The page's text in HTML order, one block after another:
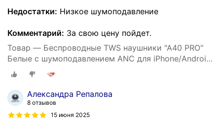
Недостатки: Низкое шумоподавление
Комментарий: За свою цену пойдет.
Товар — Беспроводные TWS наушники "A40 PRO"
Белые с шумоподавлением ANC для iPhone/Android
сенсорные
Александра Репалова
8 отзывов
15 июня 2025